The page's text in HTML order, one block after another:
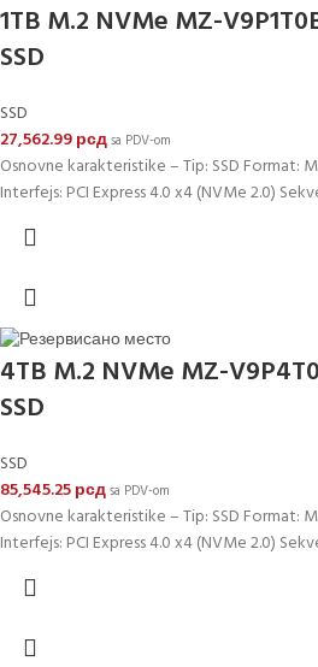
1TB M.2 NVMe MZ-
SSD
SSD
27,562.99рсдsa PDV-om
Osnovne karakteristike – Tip: SSD Format:
Interfejs: PCI Express 4.0 x4 (NVMe 2.0)
4TB M.2 NVMe MZ-
SSD
SSD
85,545.25рсдsa PDV-om
Osnovne karakteristike – Tip: SSD Format:
Interfejs: PCI Express 4.0 x4 (NVMe 2.0)